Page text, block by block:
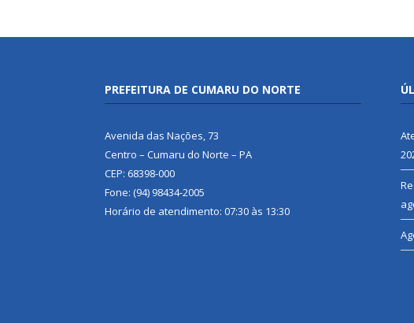
PREFEITURA DE CUMARU DO NORTE
Avenida das Nações, 73
Centro – Cumaru do Norte – PA
CEP: 68398-000
Fone: (94) 98434-2005
Horário de atendimento: 07:30 às 13:30